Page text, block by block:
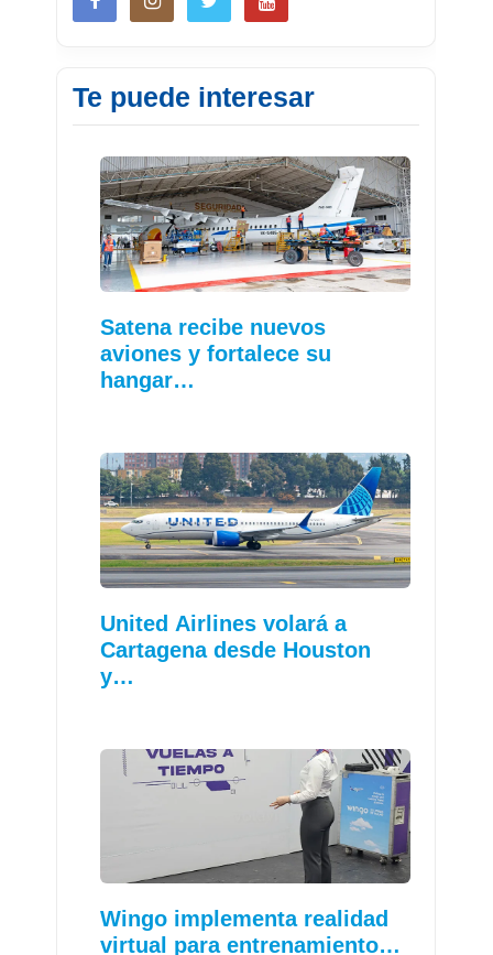
Te puede interesar
Satena recibe nuevos
aviones y fortalece su
hangar…
United Airlines volará a
Cartagena desde Houston
y…
Wingo implementa realidad
virtual para entrenamiento…